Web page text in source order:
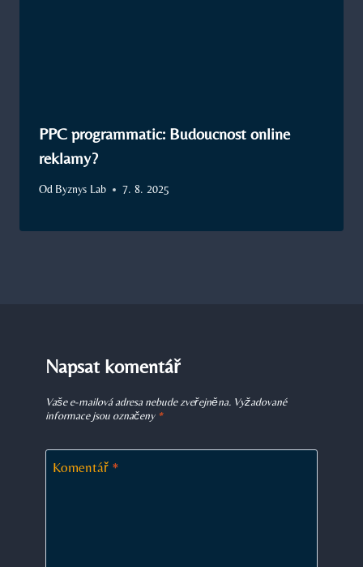
PPC programmatic: Budoucnost online
reklamy?
Od Byznys Lab 7. 8. 2025
Napsat komentář
Vaše e-mailová adresa nebude zveřejněna. Vyžadované
informace jsou označeny *
Komentář *